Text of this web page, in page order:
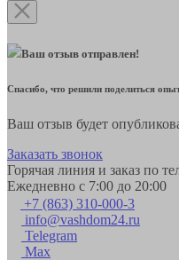
Ваш отзыв отправлен!
Спасибо, что решили поделиться
Ваш отзыв будет
Заказать звонок
Горячая линия и заказ по
Ежедневно с 7:00 до 20:00
+7 (863) 310-000-3
info@vashdom24.ru
Telegram
Max